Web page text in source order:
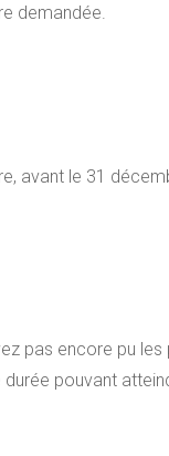
demandée.
avant le 31
pas encore pu
pouvant